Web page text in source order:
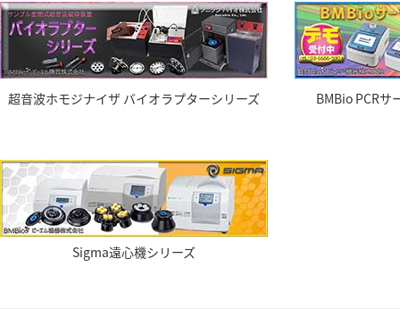
超音波ホモジナイザ バイオラプターシリーズ BMBio PCRサ
Sigma遠心機シリーズ